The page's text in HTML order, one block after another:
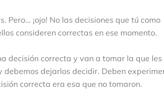
Pero… ¡ojo! No las decisiones que tú como
consideren correctas en ese momento.
decisión correcta y van a tomar la que
dejarlos decidir. Deben
correcta era esa que no tomaron.